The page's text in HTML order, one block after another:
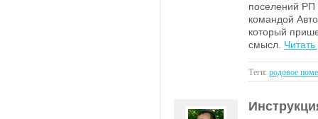
поселений РП
командой
который
смысл.
Теги: родовое